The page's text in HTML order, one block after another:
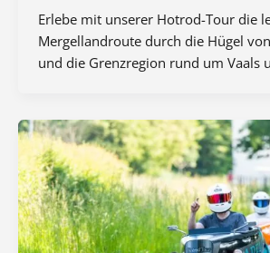
Erlebe mit unserer Hotrod-Tour die
Mergellandroute durch die Hügel
und die Grenzregion rund um Vaals